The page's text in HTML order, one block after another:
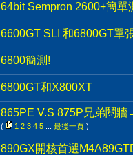
64bit Sempron 2600+簡單
6600GT SLI 和6800GT單
6800簡測!
6800GT和X800XT
865PE V.S 875P兄弟鬩
( 1 2 3 4 5 最後一頁 )
890GX開核首選